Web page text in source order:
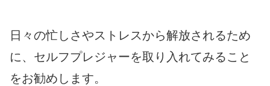
日々の忙しさやストレスから解放されるため
に、セルフプレジャーを取り入れてみること
をお勧めします。